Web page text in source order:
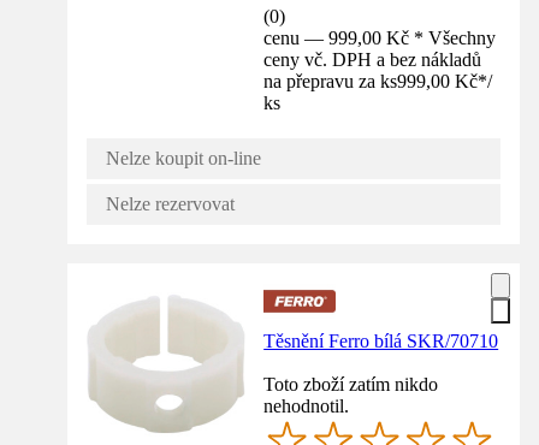
(0)
cenu — 999,00 Kč * Všechny
ceny vč. DPH a bez nákladů
na přepravu za ks999,00 Kč*/
ks
Nelze koupit on-line
Nelze rezervovat
Těsnění Ferro bílá SKR/70710
Toto zboží zatím nikdo
nehodnotil.